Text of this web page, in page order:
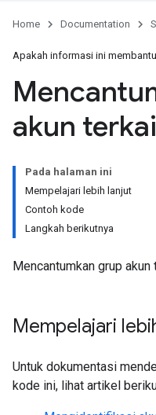
Home Documentation
Apakah informasi ini
akun
Pada halaman ini
Mempelajari lebih lanjut
Contoh kode
Langkah berikutnya
Mencantumkan grup
Mempelajari
Untuk dokumentasi
kode ini, lihat artikel